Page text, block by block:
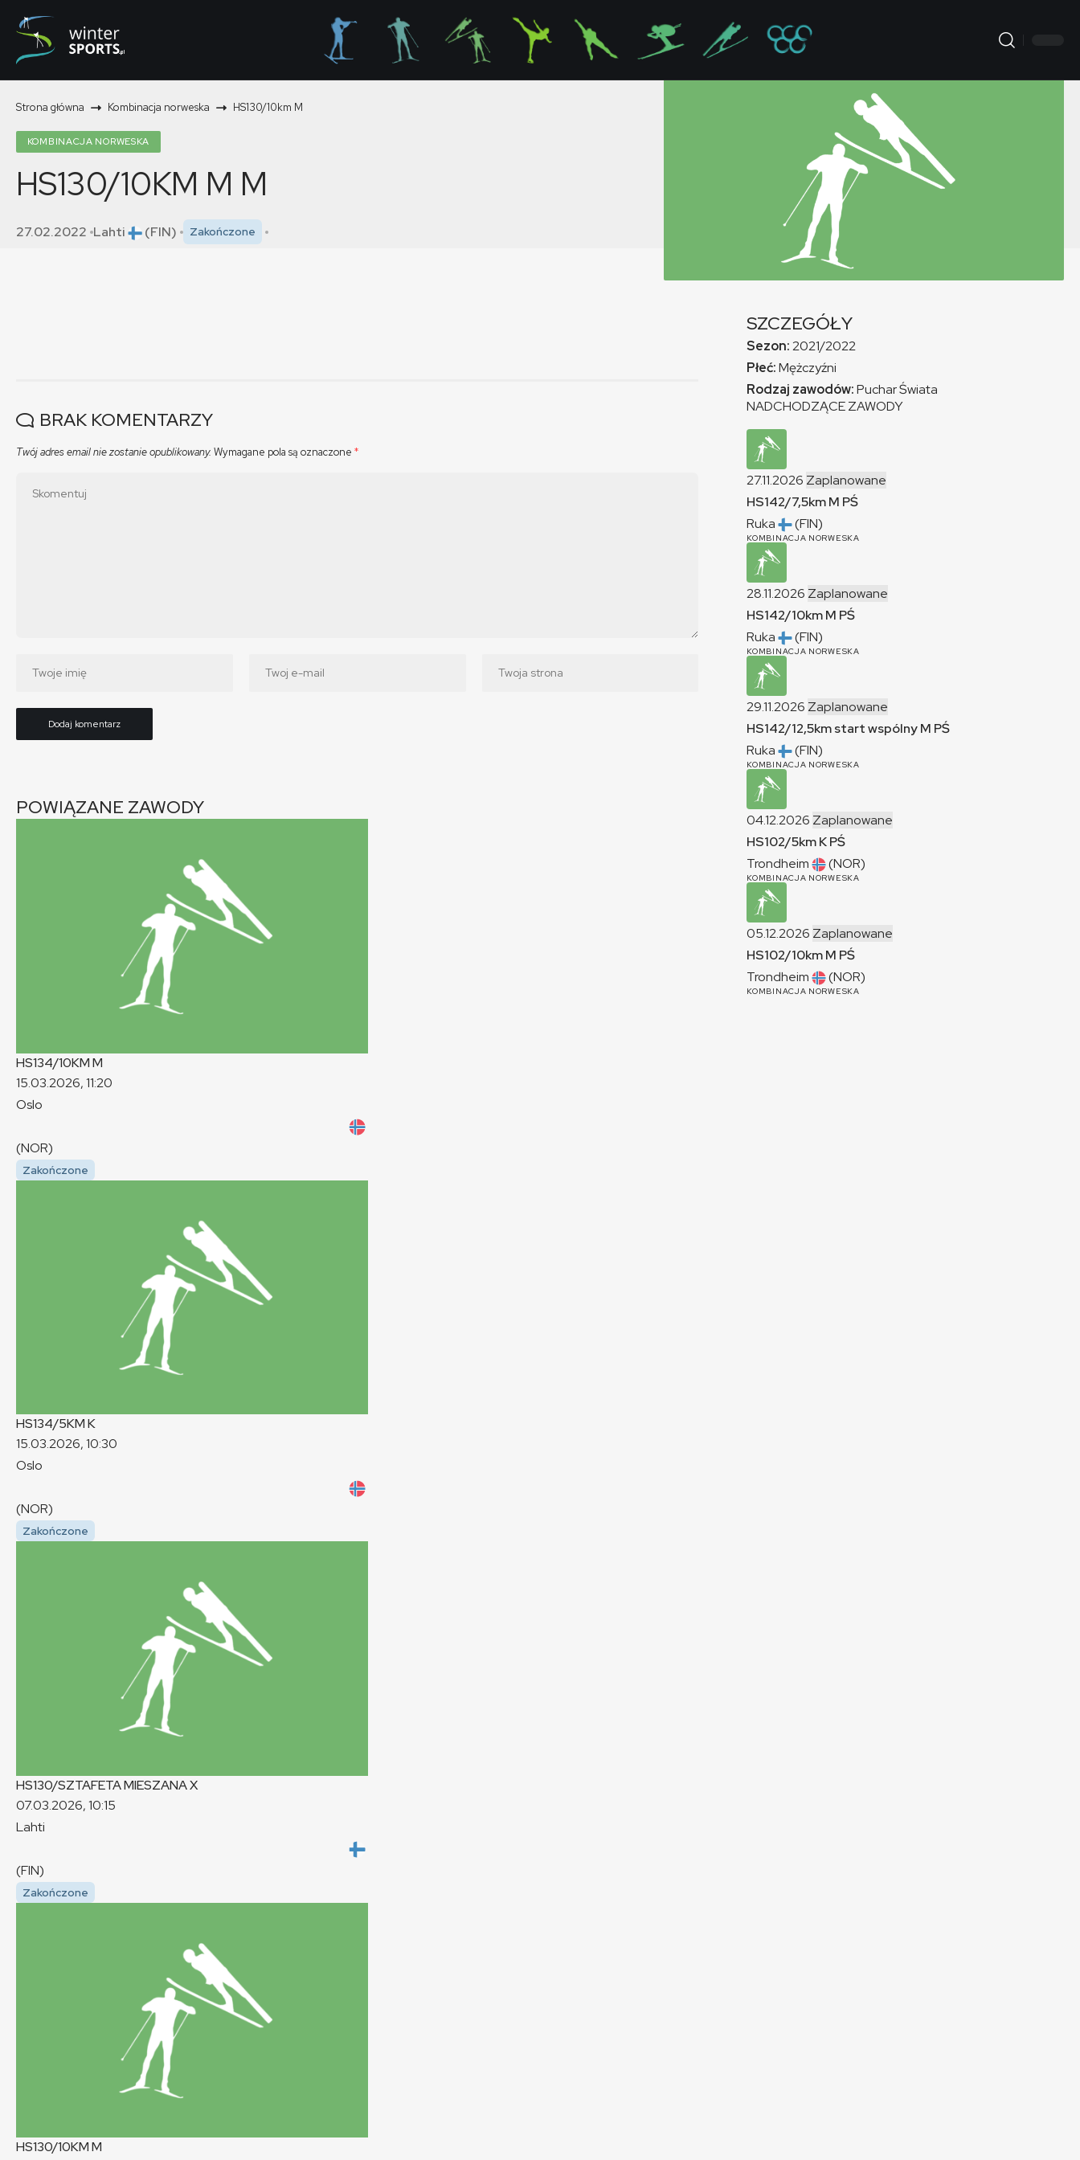
Strona główna Kombinacja norweska HS130/10km M
KOMBINACJA NORWESKA
HS130/10KM M M
27.02.2022 Lahti (FIN) Zakończone
BRAK KOMENTARZY
Twój adres email nie zostanie opublikowany. Wymagane pola są oznaczone *
POWIĄZANE ZAWODY
HS134/10KMM
15.03.2026, 11:20
Oslo
(NOR)
Zakończone
HS134/5KMK
15.03.2026, 10:30
Oslo
(NOR)
Zakończone
HS130/SZTAFETA MIESZANAX
07.03.2026, 10:15
Lahti
(FIN)
Zakończone
HS130/10KMM
SZCZEGÓŁY
Sezon:2021/2022
Płeć:Mężczyźni
Rodzaj zawodów:Puchar Świata
NADCHODZĄCE ZAWODY
27.11.2026 Zaplanowane
HS142/7,5kmM PŚ
Ruka
(FIN)
KOMBINACJA NORWESKA
28.11.2026 Zaplanowane
HS142/10kmM PŚ
Ruka
(FIN)
KOMBINACJA NORWESKA
29.11.2026 Zaplanowane
HS142/12,5km start wspólnyM PŚ
Ruka
(FIN)
KOMBINACJA NORWESKA
04.12.2026 Zaplanowane
HS102/5kmKPŚ
Trondheim
(NOR)
KOMBINACJA NORWESKA
05.12.2026 Zaplanowane
HS102/10kmM PŚ
Trondheim
(NOR)
KOMBINACJA NORWESKA